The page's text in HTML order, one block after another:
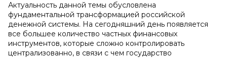
Актуальность данной темы обусловлена
фундаментальной трансформацией российской
денежной системы. На сегодняшний день появляется
все большее количество частных финансовых
инструментов, которые сложно контролировать
централизованно, в связи с чем государство